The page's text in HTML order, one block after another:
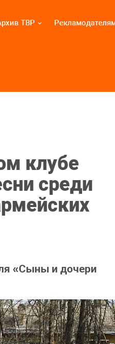
ТВР
клубе
среди
«Сыны и дочери